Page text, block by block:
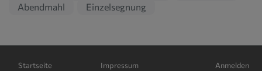
Abendmahl
Einzelsegnung
Hauptnavigation
Startseite
Fußbereichsmenü
Impressum
Anmelden